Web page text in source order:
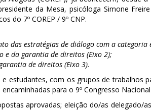
da Mesa, psicóloga Simone
do 7º COREP / 9º CNP.
das estratégias de diálogo com a categoria
e da garantia de direitos (Eixo 2);
de direitos (Eixo 3).
estudantes, com os grupos de trabalhos
para o 9º Congresso
aprovadas; eleição do/as delegado/